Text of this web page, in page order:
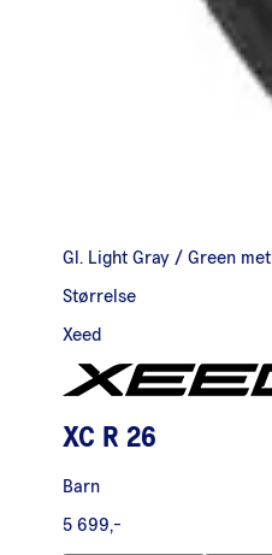
Gl. Light Gray / Green met
Størrelse
Xeed
XC R 26
Barn
5 699,-